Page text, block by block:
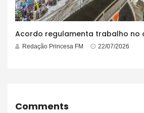
Redação Princesa FM 22/07/2026
Comments